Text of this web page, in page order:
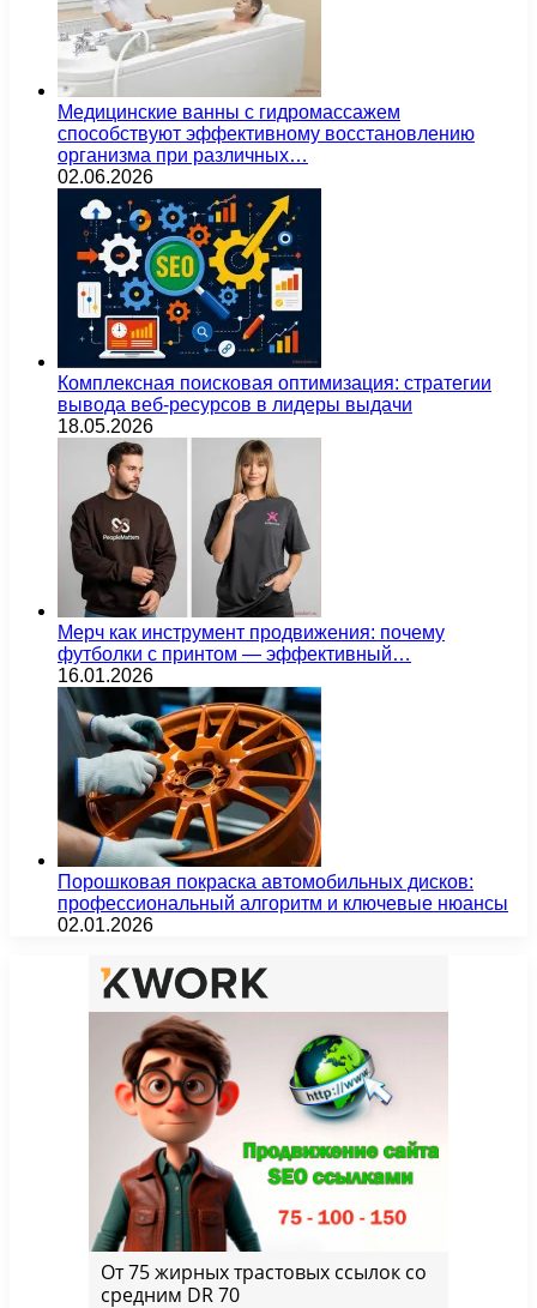
Медицинские ванны с гидромассажем
способствуют эффективному восстановлению
организма при различных…
02.06.2026
Комплексная поисковая оптимизация: стратегии
вывода веб-ресурсов в лидеры выдачи
18.05.2026
Мерч как инструмент продвижения: почему
футболки с принтом — эффективный…
16.01.2026
Порошковая покраска автомобильных дисков:
профессиональный алгоритм и ключевые нюансы
02.01.2026